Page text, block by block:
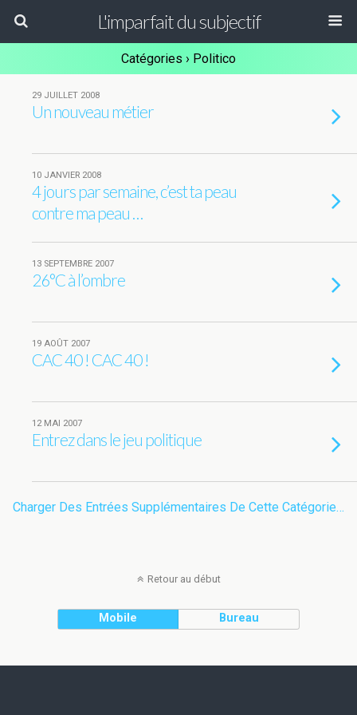
L'imparfait du subjectif
Catégories › Politico
29 JUILLET 2008
Un nouveau métier
10 JANVIER 2008
4 jours par semaine, c’est ta peau
contre ma peau …
13 SEPTEMBRE 2007
26°C à l’ombre
19 AOÛT 2007
CAC 40 ! CAC 40 !
12 MAI 2007
Entrez dans le jeu politique
Charger Des Entrées Supplémentaires De Cette Catégorie…
Retour au début
Mobile Bureau